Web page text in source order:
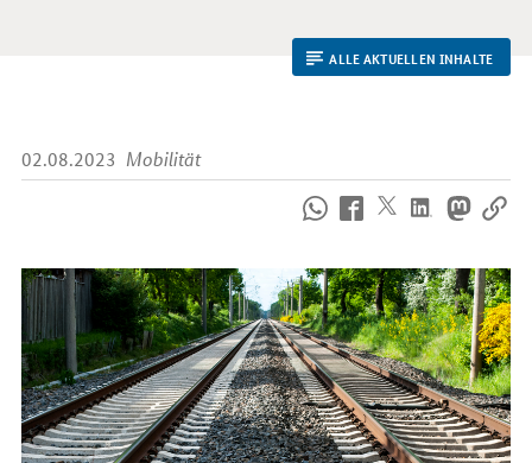
ALLE AKTUELLEN INHALTE
02.08.2023 Mobilität
uns
im
Internet